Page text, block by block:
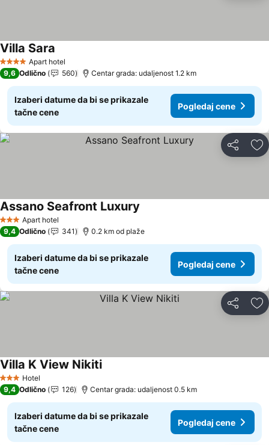
4 ZvezdiceApart hotel
Villa Sara
9,6 Odlično 560 Centar grada: udaljenost 1.2 km
Izaberi datume da bi se prikazale
tačne cene
Pogledaj cene
Deli
3 ZvezdiceApart hotel
Assano Seafront Luxury
9,4 Odlično 341 0.2 km od plaže
Izaberi datume da bi se prikazale
tačne cene
Pogledaj cene
Deli
3 Zvezdice
Hotel
Villa K View NikitiPogledaj cene
9,4 Odlično 126 Centar grada: udaljenost 0.5 km
Izaberi datume da bi se prikazale
tačne cene
Pogledaj cene